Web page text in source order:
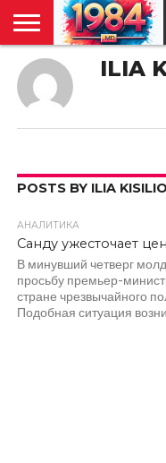
ГЛАВНАЯ
ПОЛИТИКА
ОБЩЕСТВО
РЕГИОНЫ
В
МИРЕ
КУЛЬТУРА
АНАЛИТИКА
О
НАС
СПЕЦПРОЕКТILIA
POSTS BY ILIA
АНАЛИТИКА
Санду ужесточает
В минувший четверг
просьбу премьер-
стране чрезвычайного
Подобная ситуация